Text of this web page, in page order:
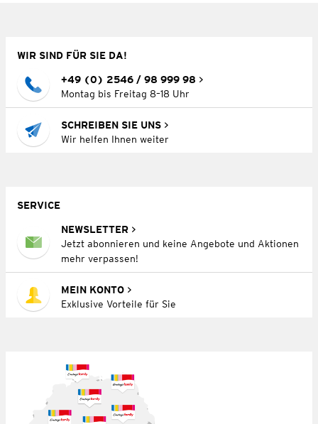
WIR SIND FÜR SIE DA!
+49 (0) 2546 / 98 999 98
Montag bis Freitag 8–18 Uhr
SCHREIBEN SIE UNS
Wir helfen Ihnen weiter
SERVICE
NEWSLETTER
Jetzt abonnieren und keine Angebote und Aktionen
mehr verpassen!
MEIN KONTO
Exklusive Vorteile für Sie